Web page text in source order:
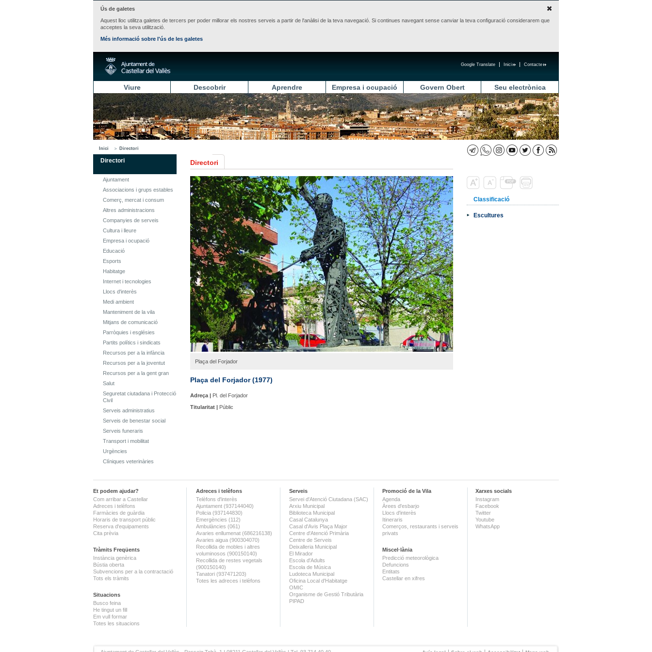
Ús de galetes
Aquest lloc utilitza galetes de tercers per poder millorar els nostres serveis a partir de l'anàlisi de la teva navegació. Si continues navegant sense canviar la teva configuració considerarem que
acceptes la seva utilització.
Més informació sobre l'ús de les galetes
Contacte
Inici
Google Translate
Viure Descobrir Aprendre Empresa i ocupació Govern Obert Seu electrònica
Inici Directori
Directori
Ajuntament
Associacions i grups estables
Comerç, mercat i consum
Altres administracions
Companyies de serveis
Cultura i lleure
Empresa i ocupació
Educació
Esports
Habitatge
Internet i tecnologies
Llocs d'interès
Medi ambient
Manteniment de la vila
Mitjans de comunicació
Parròquies i esglésies
Partits polítics i sindicats
Recursos per a la infància
Recursos per a la joventut
Recursos per a la gent gran
Salut
Seguretat ciutadana i Protecció
Civil
Serveis administratius
Serveis de benestar social
Serveis funeraris
Transport i mobilitat
Urgències
Clíniques veterinàries
Directori
Plaça del Forjador
Plaça del Forjador (1977)
Adreça | Pl. del Forjador
Titularitat | Públic
Classificació
Escultures
Et podem ajudar?
Com arribar a Castellar
Adreces i telèfons
Farmàcies de guàrdia
Horaris de transport públic
Reserva d'equipaments
Cita prèvia
Tràmits Freqüents
Instància genèrica
Bústia oberta
Subvencions per a la contractació
Tots els tràmits
Situacions
Busco feina
He tingut un fill
Em vull formar
Totes les situacions
Adreces i telèfons
Telèfons d'interès
Ajuntament (937144040)
Policia (937144830)
Emergències (112)
Ambulàncies (061)
Avaries enllumenat (686216138)
Avaries aigua (900304070)
Recollida de mobles i altres
voluminosos (900150140)
Recollida de restes vegetals
(900150140)
Tanatori (937471203)
Totes les adreces i telèfons
Serveis
Servei d'Atenció Ciutadana (SAC)
Arxiu Municipal
Biblioteca Municipal
Casal Catalunya
Casal d'Avis Plaça Major
Centre d'Atenció Primària
Centre de Serveis
Deixalleria Municipal
El Mirador
Escola d'Adults
Escola de Música
Ludoteca Municipal
Oficina Local d'Habitatge
OMIC
Organisme de Gestió Tributària
PIPAD
Promoció de la Vila
Agenda
Àrees d'esbarjo
Llocs d'interès
Itineraris
Comerços, restaurants i serveis
privats
Miscel·lània
Predicció meteorològica
Defuncions
Entitats
Castellar en xifres
Xarxes socials
Instagram
Facebook
Twitter
Youtube
WhatsApp